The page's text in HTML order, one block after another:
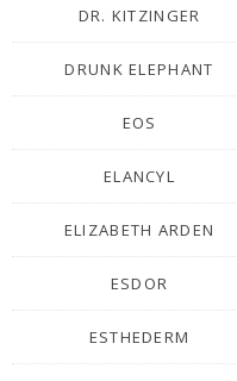
DR. KITZINGER
DRUNK ELEPHANT
EOS
ELANCYL
ELIZABETH ARDEN
ESDOR
ESTHEDERM